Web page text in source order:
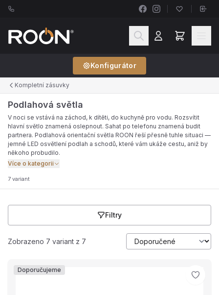
Konfigurátor
Kompletní zásuvky
Podlahová světla
V noci se vstává na záchod, k dítěti, do kuchyně pro vodu. Rozsvítit
hlavní světlo znamená oslepnout. Sahat po telefonu znamená budit
partnera. Podlahová orientační světla ROON řeší přesně tuhle situaci —
jemné LED osvětlení podlah a schodů, které vám ukáže cestu, aniž by
někoho probudilo.
Více o kategorii
7 variant
Filtry
Zobrazeno 7 variant z 7
Doporučujeme